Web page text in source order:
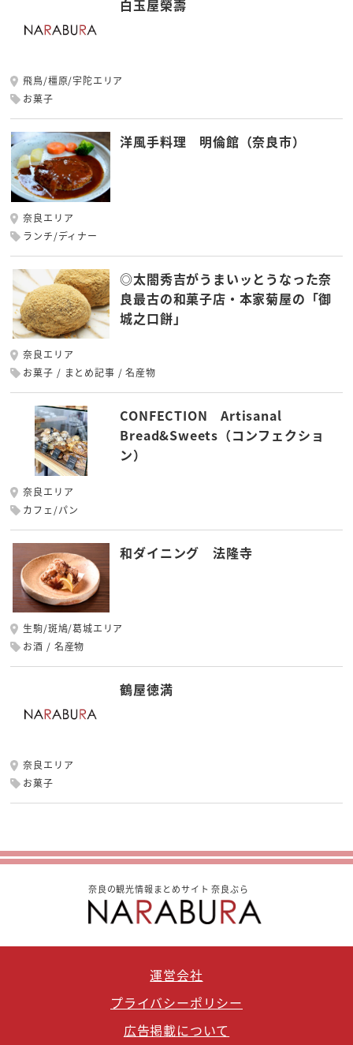
白玉屋榮壽
飛鳥/橿原/宇陀エリア
お菓子
洋風手料理 明倫館（奈良市）
奈良エリア
ランチ/ディナー
◎太閤秀吉がうまいッとうなった奈
良最古の和菓子店・本家菊屋の「御
城之口餅」
奈良エリア
お菓子
まとめ記事 名産物
CONFECTION Artisanal
Bread&Sweets（コンフェクショ
ン）
奈良エリア
カフェ/パン
和ダイニング 法隆寺
生駒/斑鳩/葛城エリア
お酒
名産物
鶴屋徳満
奈良エリア
お菓子
奈良の観光情報まとめサイト 奈良ぶら
運営会社
プライバシーポリシー
広告掲載について